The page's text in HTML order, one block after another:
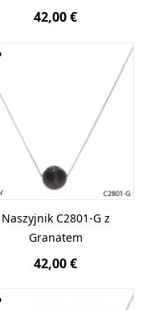
42,00 €
Naszyjnik C2801-G z
Granatem
42,00 €